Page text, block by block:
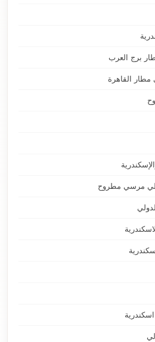
برج العرب
القاهرة
مرسي مطروح